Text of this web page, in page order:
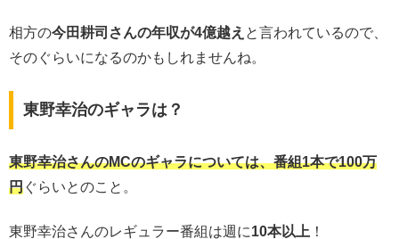
相方の今田耕司さんの年収が4億越え と言われているので、
そのぐらいになるのかもしれませんね。
東野幸治のギャラは？
東野幸治さんのMCのギャラについては、番組1本で100万
円ぐらいとのこと。
東野幸治さんのレギュラー番組は週に10本以上 ！